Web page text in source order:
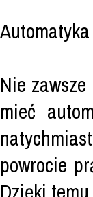
Nie
mieć
powrocie